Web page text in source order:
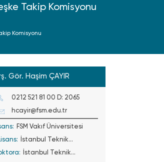
Takip Komisyonu
Komisyonu
Arş. Gör. Haşim ÇAYIR
0212 521 81 00 D: 2065
hcayir@fsm.edu.tr
FSM Vakıf Üniversitesi
İstanbul Teknik
Üniversitesi
İstanbul Teknik